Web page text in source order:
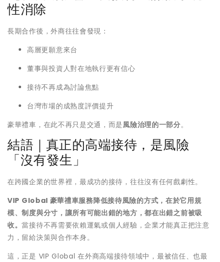
性消除
長期合作後，外商往往會發現：
高層更願意來台
董事與投資人對在地執行更有信心
接待不再成為討論焦點
台灣市場的成熟度評價提升
豪華禮車，在此不再只是交通，而是風險治理的一部分。
結語｜真正的高端接待，是風險
「沒有發生」
在跨國企業的世界裡，最成功的接待，往往沒有任何戲劇性。
VIP Global 豪華禮車服務降低接待風險的方式，在於它用規
模、制度與分寸，讓所有可能出錯的地方，都在出錯之前被吸
收。當接待不再需要依賴運氣或個人經驗，企業才能真正把注意
力，留給決策與合作本身。
這，正是 VIP Global 在外商高端接待領域中，最被信任、也最